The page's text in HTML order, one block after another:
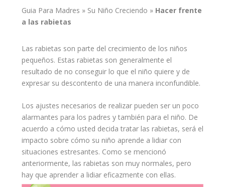
Guia Para Madres » Su Niño Creciendo » Hacer frente
a las rabietas
Las rabietas son parte del crecimiento de los niños
pequeños. Estas rabietas son generalmente el
resultado de no conseguir lo que el niño quiere y de
expresar su descontento de una manera inconfundible.
Los ajustes necesarios de realizar pueden ser un poco
alarmantes para los padres y también para el niño. De
acuerdo a cómo usted decida tratar las rabietas, será el
impacto sobre cómo su niño aprende a lidiar con
situaciones estresantes. Como se mencionó
anteriormente, las rabietas son muy normales, pero
hay que aprender a lidiar eficazmente con ellas.